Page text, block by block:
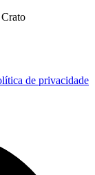
Crato
de privacidade